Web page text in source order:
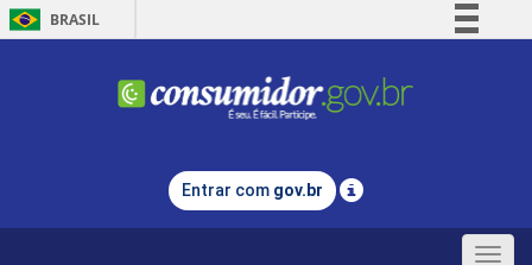
BRASIL
Comunica BR
Legislação
Entrar com gov.br
Toggle